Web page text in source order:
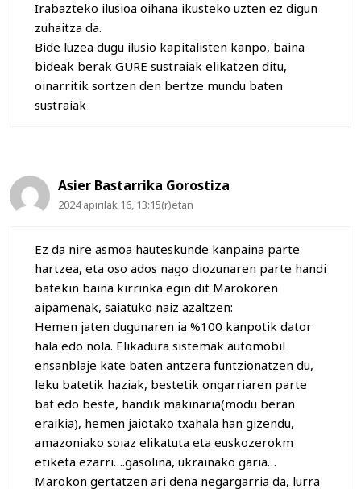
Irabazteko ilusioa oihana ikusteko uzten ez digun
zuhaitza da.
Bide luzea dugu ilusio kapitalisten kanpo, baina
bideak berak GURE sustraiak elikatzen ditu,
oinarritik sortzen den bertze mundu baten
sustraiak
Asier Bastarrika Gorostiza
2024 apirilak 16, 13:15(r)etan
Ez da nire asmoa hauteskunde kanpaina parte
hartzea, eta oso ados nago diozunaren parte handi
batekin baina kirrinka egin dit Marokoren
aipamenak, saiatuko naiz azaltzen:
Hemen jaten dugunaren ia %100 kanpotik dator
hala edo nola. Elikadura sistemak automobil
ensanblaje kate baten antzera funtzionatzen du,
leku batetik haziak, bestetik ongarriaren parte
bat edo beste, handik makinaria(modu beran
eraikia), hemen jaiotako txahala han gizendu,
amazoniako soiaz elikatuta eta euskozerokm
etiketa ezarri….gasolina, ukrainako garia…
Marokon gertatzen ari dena negargarria da, lurra